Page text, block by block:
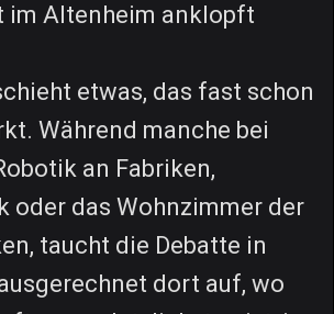
im Altenheim anklopft
etwas, das fast schon
Während manche bei
an Fabriken,
oder das Wohnzimmer der
taucht die Debatte in
dort auf, wo